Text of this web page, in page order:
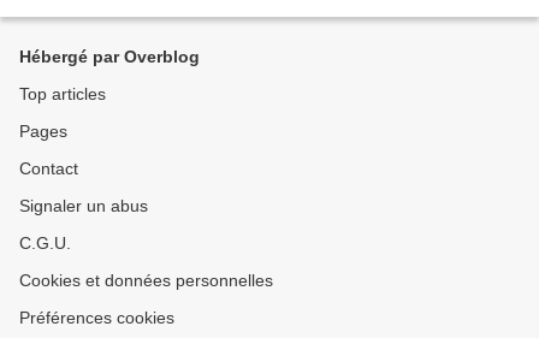
Hébergé par Overblog
Top articles
Pages
Contact
Signaler un abus
C.G.U.
Cookies et données personnelles
Préférences cookies